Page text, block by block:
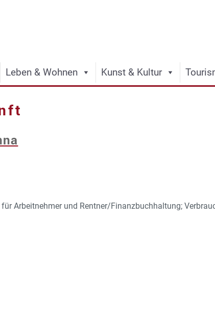
Leben & Wohnen Kunst & Kultur
Arbeitnehmer und Rentner/Finanzbuchhaltung;